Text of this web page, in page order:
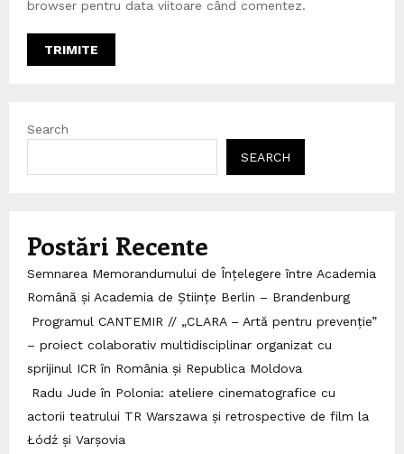
browser pentru data viitoare când comentez.
Search
SEARCH
Postări Recente
Semnarea Memorandumului de Înțelegere între Academia
Română și Academia de Științe Berlin – Brandenburg
Programul CANTEMIR // „CLARA – Artă pentru prevenție”
– proiect colaborativ multidisciplinar organizat cu
sprijinul ICR în România și Republica Moldova
Radu Jude în Polonia: ateliere cinematografice cu
actorii teatrului TR Warszawa și retrospective de film la
Łódź și Varșovia